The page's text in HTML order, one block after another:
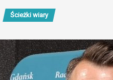
Ścieżki wiary